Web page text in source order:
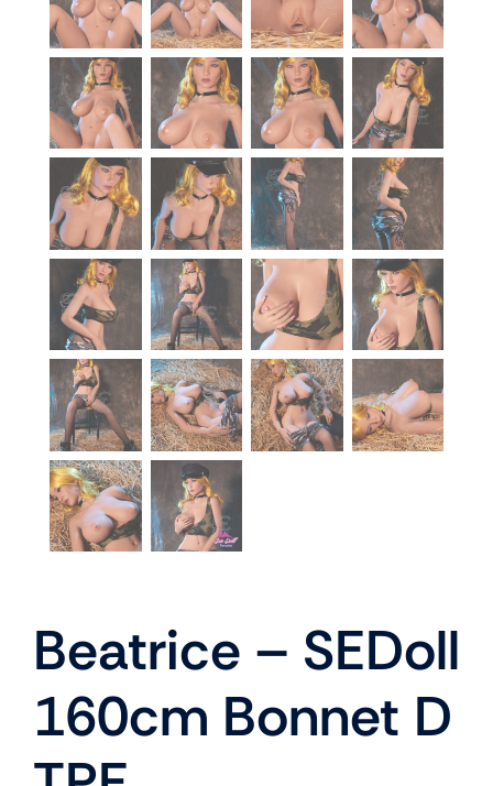
Beatrice – SEDoll
160cm Bonnet D